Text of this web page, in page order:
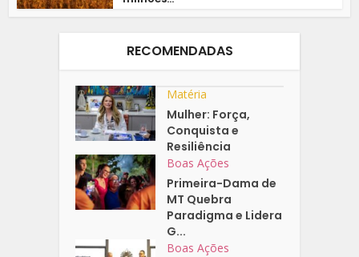
RECOMENDADAS
Matéria
Mulher: Força,
Conquista e
Resiliência
Boas Ações
Primeira-Dama de
MT Quebra
Paradigma e Lidera
G...
Boas Ações